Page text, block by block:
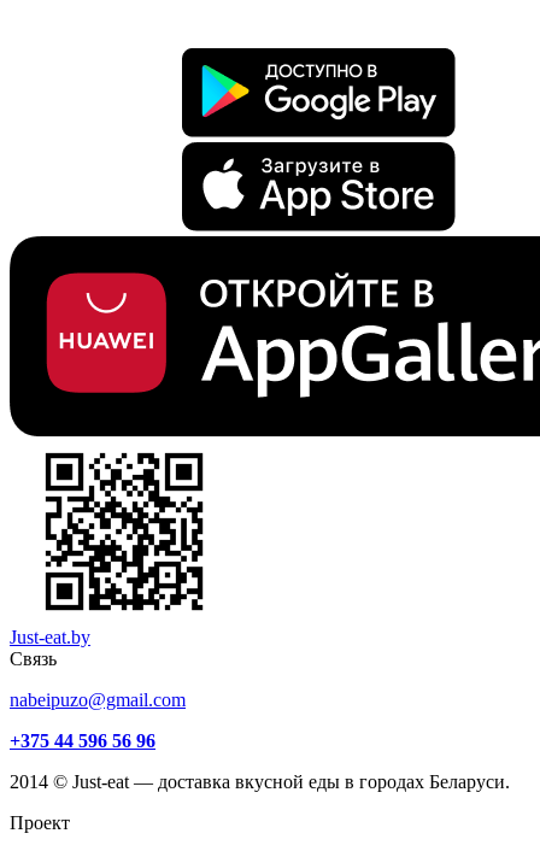
Just-eat.by
Связь
nabeipuzo@gmail.com
+375 44 596 56 96
2014 © Just-eat — доставка вкусной еды в городах Беларуси.
Проект